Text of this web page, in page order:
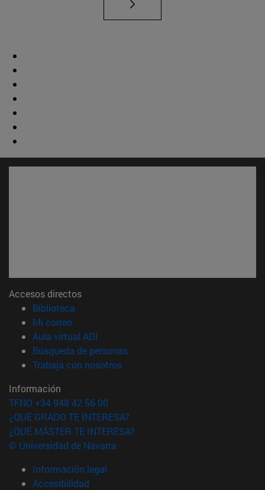
Accesos directos
Biblioteca
Mi correo(abre en nueva ventana)
Aula virtual ADI
Búsqueda de personas(abre en nueva ventana)
Trabaja con nosotros(abre en nueva ventana)
Información
TFNO +34 948 42 56 00
¿QUÉ GRADO TE INTERESA?
¿QUÉ MÁSTER TE INTERESA?
© Universidad de Navarra
Información legal
Accesibilidad